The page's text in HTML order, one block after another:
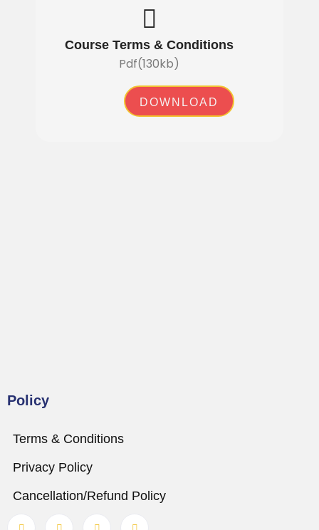
Course Terms & Conditions
Pdf(130kb)
DOWNLOAD
Policy
Terms & Conditions
Privacy Policy
Cancellation/Refund Policy